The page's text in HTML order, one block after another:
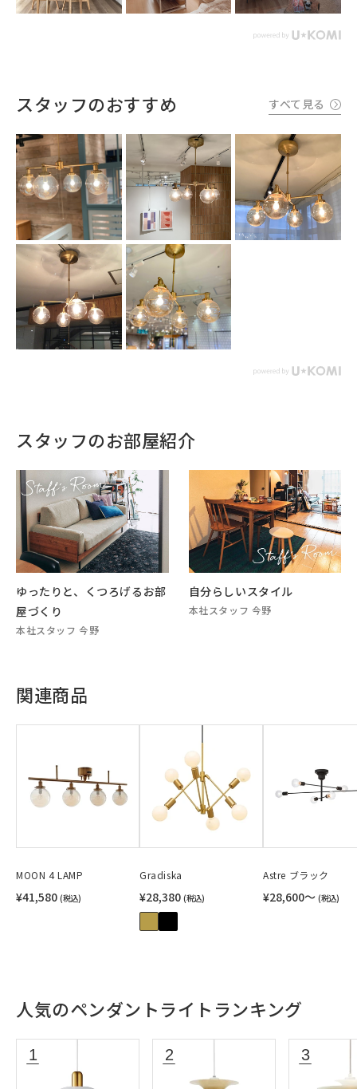
スタッフのおすすめ すべて見る
スタッフのお部屋紹介
ゆったりと、くつろげるお部
屋づくり
本社スタッフ 今野
自分らしいスタイル
本社スタッフ 今野
関連商品
MOON 4 LAMP
¥41,580 (税込)
Gradiska
¥28,380 (税込)
Astre ブラック
¥28,600〜 (税込)
人気のペンダントライトランキング